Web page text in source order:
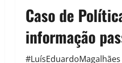
Caso de
informação